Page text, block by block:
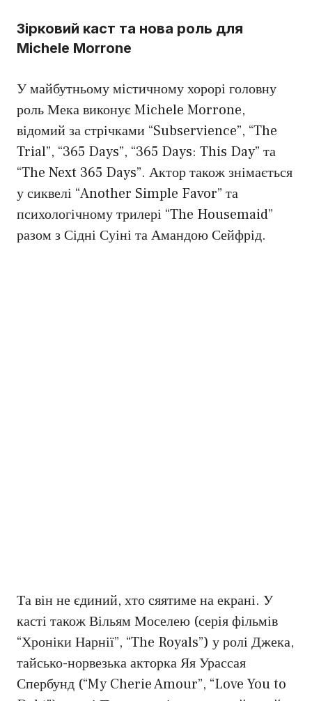
Зірковий каст та нова роль для
Michele Morrone
У майбутньому містичному хорорі головну
роль Мека виконує Michele Morrone,
відомий за стрічками “Subservience”, “The
Trial”, “365 Days”, “365 Days: This Day” та
“The Next 365 Days”. Актор також знімається
у сиквелі “Another Simple Favor” та
психологічному трилері “The Housemaid”
разом з Сідні Суіні та Амандою Сейфрід.
Та він не єдиний, хто сяятиме на екрані. У
касті також Вільям Моселею (серія фільмів
“Хроніки Нарнії”, “The Royals”) у ролі Джека,
тайсько-норвезька акторка Яя Урассая
Спербунд (“My Cherie Amour”, “Love You to